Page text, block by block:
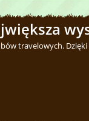
travelowych. Dzięki